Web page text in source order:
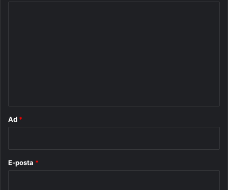
Ad *
E-posta *